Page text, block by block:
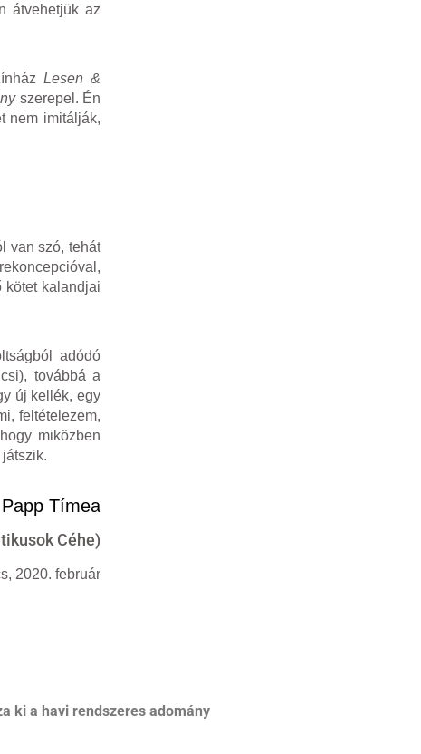
átvehetjük az
Lesen &
szerepel. Én
nem imitálják,
van szó, tehát
kötet kalandjai
adódó
továbbá a
új kellék, egy
feltételezem,
miközben
Papp Tímea
Céhe)
2020. február
ki a havi rendszeres adomány